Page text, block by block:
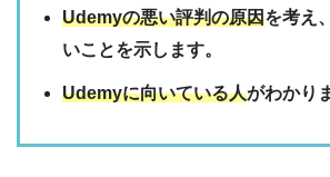
Udemyの悪い評判の原因を考え
いことを示します。
Udemyに向いている人がわかり